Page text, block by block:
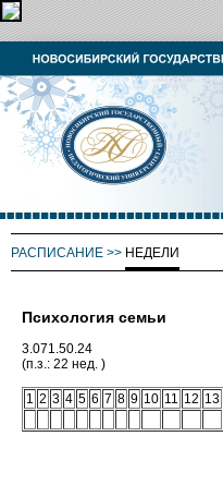
РАСПИСАНИЕ >> НЕДЕЛИ
Психология семьи
3.071.50.24
(п.з.: 22 нед. )
1 2 3 4 5 6 7 8 9 10 11 12 13